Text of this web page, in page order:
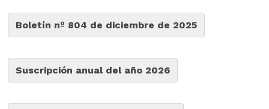
Boletín nº 804 de diciembre de 2025
Suscripción anual del año 2026